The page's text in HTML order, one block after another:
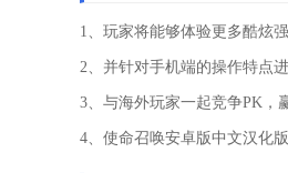
1、玩家将能够体验更多酷炫
2、并针对手机端的操作特点
3、与海外玩家一起竞争PK，
4、使命召唤安卓版中文汉化